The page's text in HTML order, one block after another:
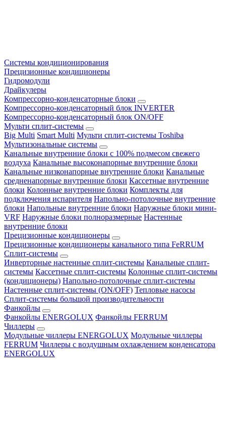
Системы кондиционирования
Прецизионные кондиционеры
Гидромодули
Драйкулеры
Компрессорно-конденсаторные блоки
Компрессорно-конденсаторный блок INVERTER
Компрессорно-конденсаторный блок ON/OFF
Мульти сплит-системы
Big Multi Smart Multi Мульти сплит-системы Toshiba
Мультизональные системы
Канальные внутренние блоки с 100% подмесом свежего
воздуха Канальные высоконапорные внутренние блоки
Канальные низконапорные внутренние блоки Канальные
средненапорные внутренние блоки Кассетные внутренние
блоки Колонные внутренние блоки Комплекты для
подключения испарителя Напольно-потолочные внутренние
блоки Напольные внутренние блоки Наружные блоки мини-
VRF Наружные блоки полноразмерные Настенные
внутренние блоки
Прецизионные кондиционеры
Прецизионные кондиционеры канального типа FeRRUM
Сплит-системы
Инверторные настенные сплит-системы Канальные сплит-
системы Кассетные сплит-системы Колонные сплит-системы
(кондиционеры) Напольно-потолочные сплит-системы
Настенные сплит-системы (ON/OFF) Тепловые насосы
Сплит-системы большой производительности
Фанкойлы
Фанкойлы ENERGOLUX Фанкойлы FERRUM
Чиллеры
Модульные чиллеры ENERGOLUX Модульные чиллеры
FERRUM Чиллеры с воздушным охлаждением конденсатора
ENERGOLUX